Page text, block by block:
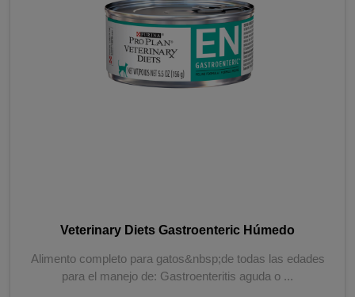
Veterinary Diets Gastroenteric Húmedo
Alimento completo para gatos&nbsp;de todas las edades
para el manejo de: Gastroenteritis aguda o ...